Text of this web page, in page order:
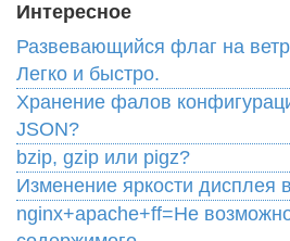
Интересное
Развевающийся флаг на
Легко и быстро.
Хранение фалов
JSON?
bzip, gzip или pigz?
Изменение яркости дисплея
nginx+apache+ff=Не